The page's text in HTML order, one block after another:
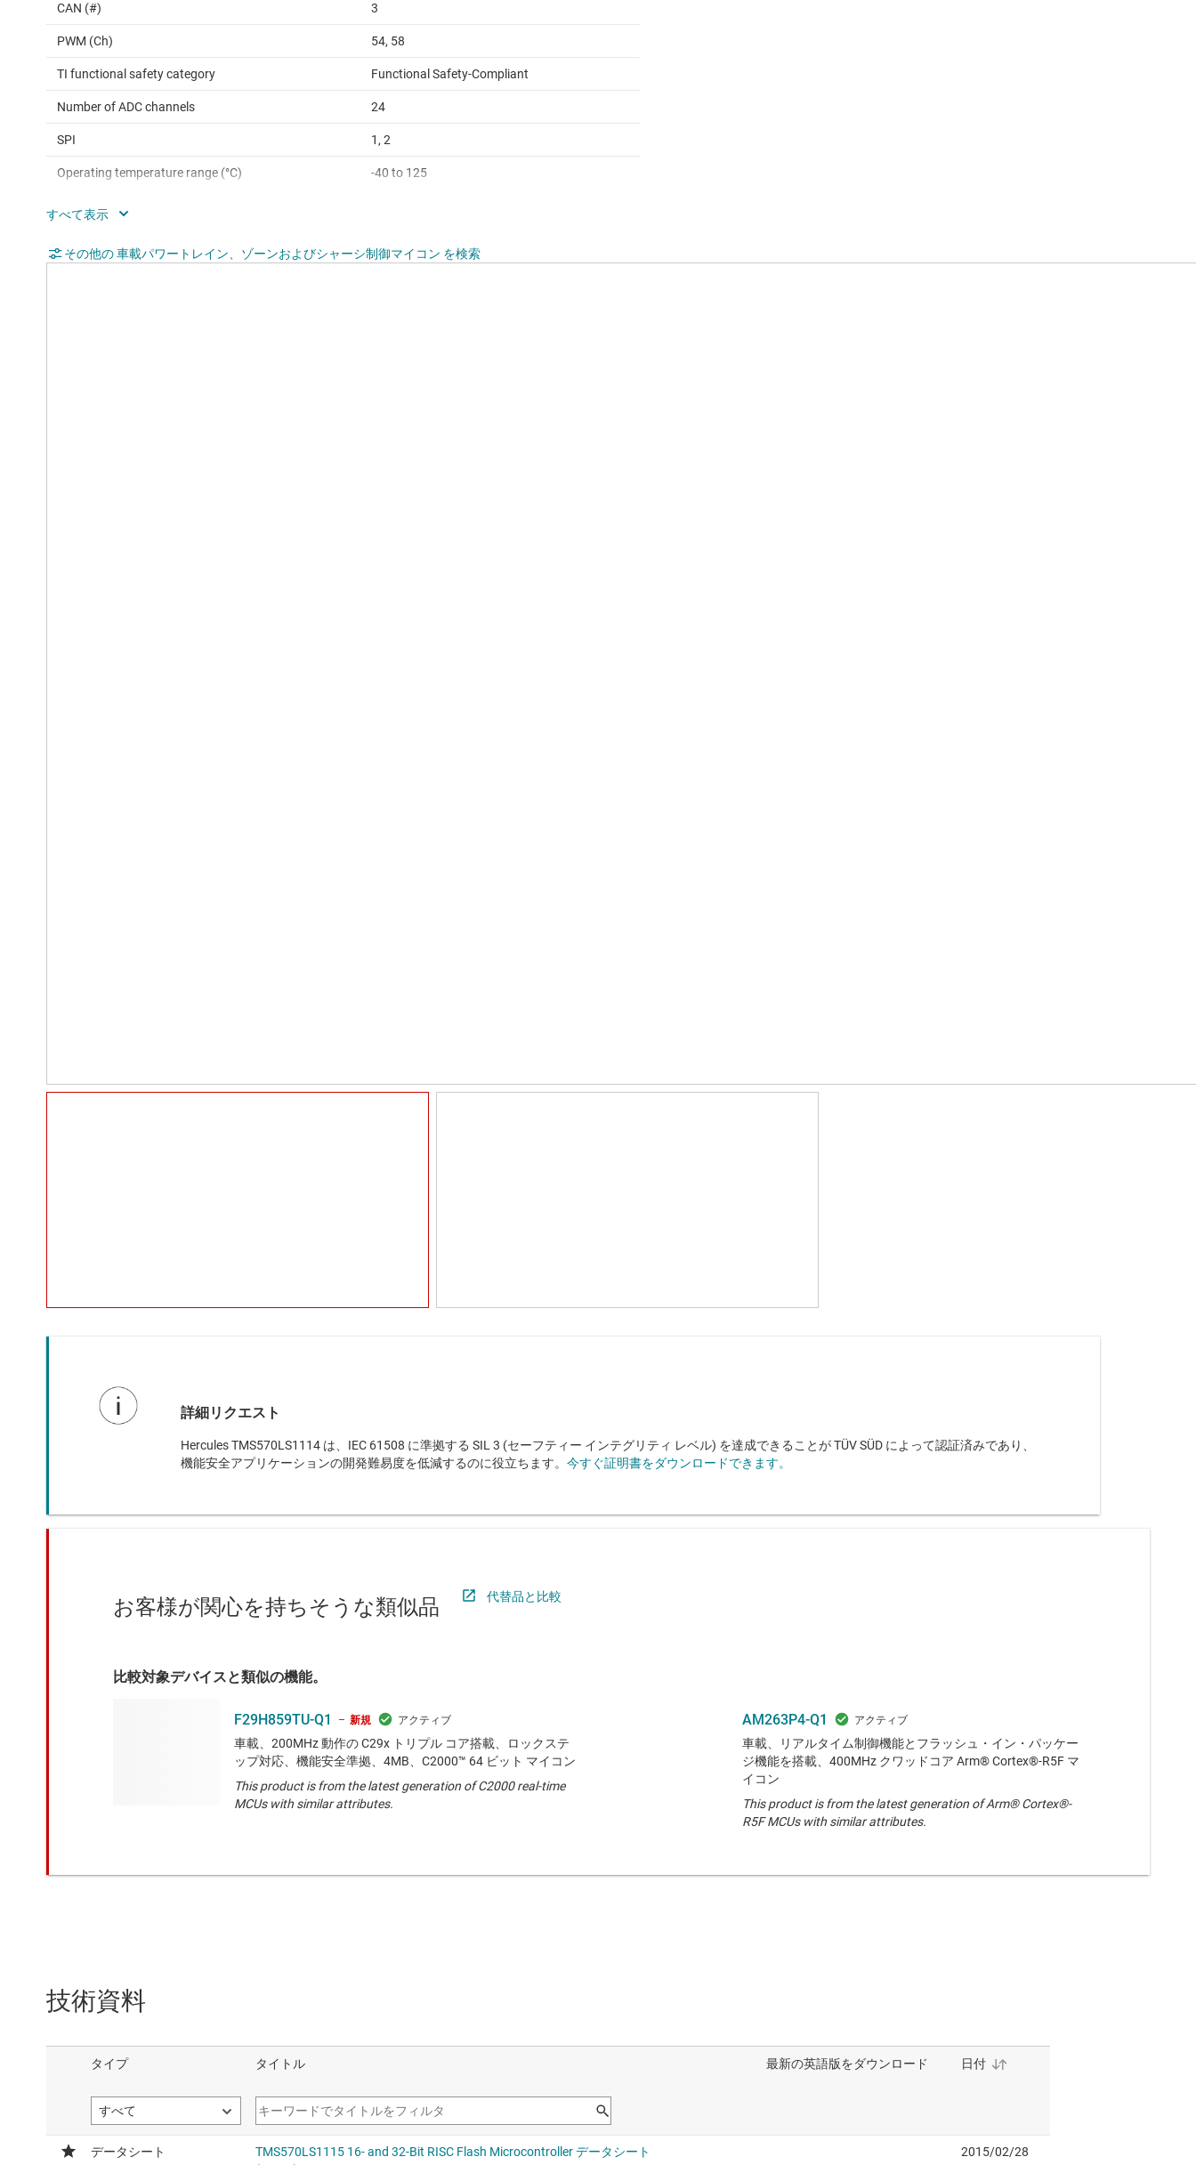
CAN (#) 3
PWM (Ch) 54, 58
TI functional safety category Functional Safety-Compliant
Number of ADC channels 24
SPI 1, 2
Operating temperature range (°C) -40 to 125
Rating
その他の 車載パワートレイン、ゾーンおよびシャーシ制御マイコン を検索
詳細リクエスト
Hercules TMS570LS1114 は、IEC 61508 に準拠する SIL 3 (セーフティー インテグリティ レベル) を達成できることが TÜV SÜD によって認証済みであり、
機能安全アプリケーションの開発難易度を低減するのに役立ちます。 今すぐ証明書をダウンロードできます。
お客様が関心を持ちそうな類似品 代替品と比較
比較対象デバイスと類似の機能。
新規
F29H859TU-Q1
車載、200MHz 動作の C29x トリプル コア搭載、ロックステ
ップ対応、機能安全準拠、4MB、C2000™ 64 ビット マイコン
This product is from the latest generation of C2000 real-time
MCUs with similar attributes.
AM263P4-Q1
車載、リアルタイム制御機能とフラッシュ・イン・パッケー
ジ機能を搭載、400MHz クワッドコア Arm® Cortex®-R5F マ
イコン
This product is from the latest generation of Arm® Cortex®-
R5F MCUs with similar attributes.
技術資料